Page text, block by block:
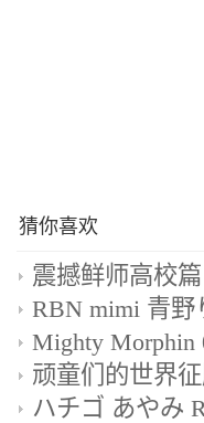
猜你喜欢
RBN mimi 青野